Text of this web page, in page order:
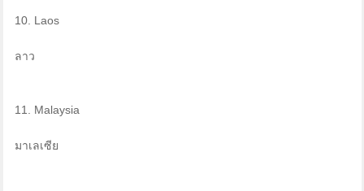
10. Laos
ลาว
11. Malaysia
มาเลเซีย